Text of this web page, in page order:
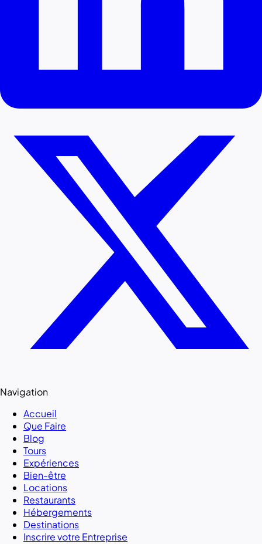
Navigation
Accueil
Que Faire
Blog
Tours
Expériences
Bien-être
Locations
Restaurants
Hébergements
Destinations
Inscrire votre Entreprise